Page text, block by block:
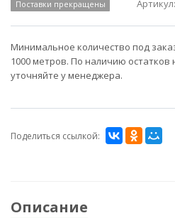
Поставки прекращены
Минимальное количество под
1000 метров. По наличию остатков
уточняйте у менеджера.
Поделиться ссылкой:
Описание